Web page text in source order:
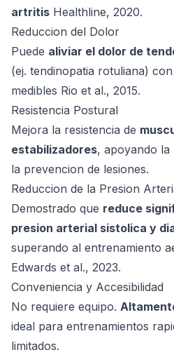
artritis Healthline, 2020.
Reduccion del Dolor
Puede aliviar el dolor de
(ej. tendinopatia rotuliana)
medibles Rio et al., 2015.
Resistencia Postural
Mejora la resistencia de
estabilizadores, apoyando
la prevencion de lesiones.
Reduccion de la Presion
Demostrado que reduce
presion arterial sistolica y
superando al entrenamiento
Edwards et al., 2023.
Conveniencia y Accesibilidad
No requiere equipo.
ideal para entrenamientos
limitados.